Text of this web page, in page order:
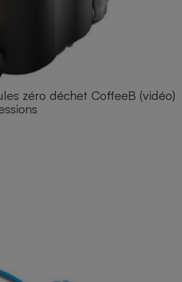
zéro déchet CoffeeB (vidéo)